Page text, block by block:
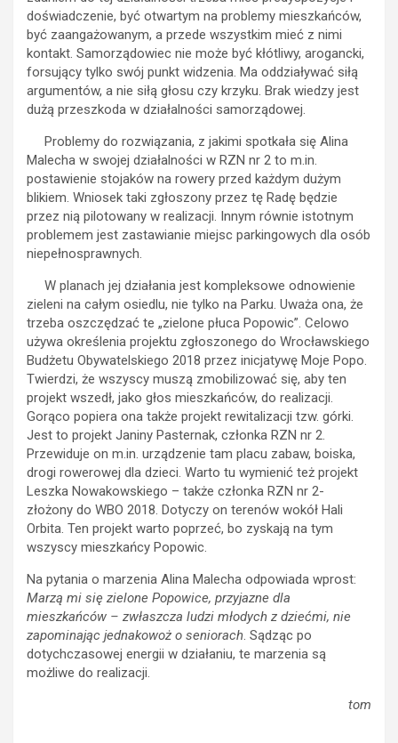
doświadczenie, być otwartym na problemy mieszkańców,
być zaangażowanym, a przede wszystkim mieć z nimi
kontakt. Samorządowiec nie może być kłótliwy, arogancki,
forsujący tylko swój punkt widzenia. Ma oddziaływać siłą
argumentów, a nie siłą głosu czy krzyku. Brak wiedzy jest
dużą przeszkoda w działalności samorządowej.
Problemy do rozwiązania, z jakimi spotkała się Alina
Malecha w swojej działalności w RZN nr 2 to m.in.
postawienie stojaków na rowery przed każdym dużym
blikiem. Wniosek taki zgłoszony przez tę Radę będzie
przez nią pilotowany w realizacji. Innym równie istotnym
problemem jest zastawianie miejsc parkingowych dla osób
niepełnosprawnych.
W planach jej działania jest kompleksowe odnowienie
zieleni na całym osiedlu, nie tylko na Parku. Uważa ona, że
trzeba oszczędzać te „zielone płuca Popowic”. Celowo
używa określenia projektu zgłoszonego do Wrocławskiego
Budżetu Obywatelskiego 2018 przez inicjatywę Moje Popo.
Twierdzi, że wszyscy muszą zmobilizować się, aby ten
projekt wszedł, jako głos mieszkańców, do realizacji.
Gorąco popiera ona także projekt rewitalizacji tzw. górki.
Jest to projekt Janiny Pasternak, członka RZN nr 2.
Przewiduje on m.in. urządzenie tam placu zabaw, boiska,
drogi rowerowej dla dzieci. Warto tu wymienić też projekt
Leszka Nowakowskiego – także członka RZN nr 2-
złożony do WBO 2018. Dotyczy on terenów wokół Hali
Orbita. Ten projekt warto poprzeć, bo zyskają na tym
wszyscy mieszkańcy Popowic.
Na pytania o marzenia Alina Malecha odpowiada wprost:
Marzą mi się zielone Popowice, przyjazne dla
mieszkańców – zwłaszcza ludzi młodych z dziećmi, nie
zapominając jednakowoż o seniorach. Sądząc po
dotychczasowej energii w działaniu, te marzenia są
możliwe do realizacji.
tom